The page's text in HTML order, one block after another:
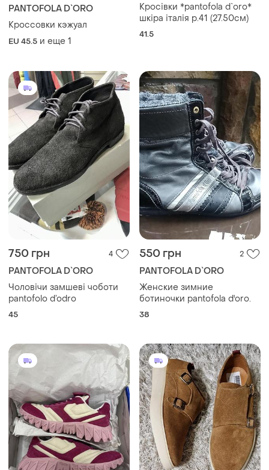
PANTOFOLA D`ORO
Кроссовки кэжуал
EU 45.5 и еще 1
Кросівки *pantofola d`oro*
шкіра італія р.41 (27.50см)
41.5
750 грн 4
PANTOFOLA D`ORO
Чоловічи замшеві чоботи
pantofolo d’odro
45
550 грн 2
PANTOFOLA D`ORO
Женские зимние
ботиночки pantofola d'oro.
38